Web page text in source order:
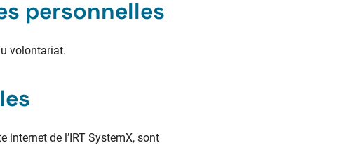
personnelles
volontariat.
de l’IRT SystemX, sont